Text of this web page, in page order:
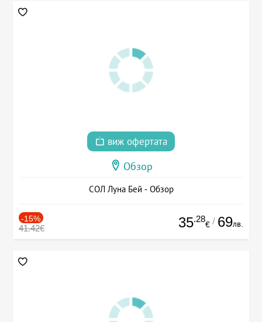
виж офертата
Обзор
СОЛ Луна Бей - Обзор
-15%
41.42€ 35.28
€ / 69лв.